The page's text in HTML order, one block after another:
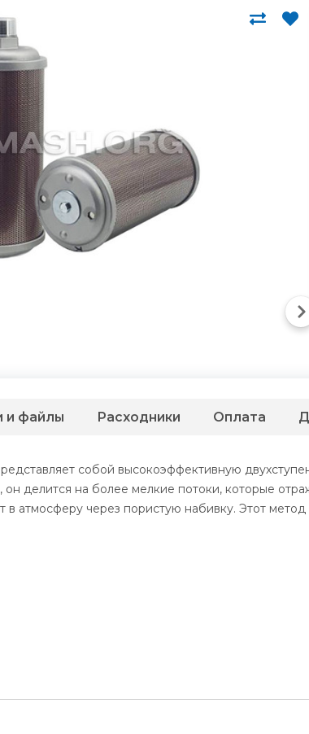
собой высокоэффективную
он делится на более мелкие потоки, которые
в атмосферу через пористую набивку. Этот
и файлы Расходники Оплата